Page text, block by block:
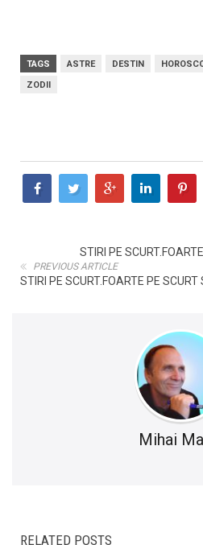
TAGS ASTRE DESTIN
ZODII
STIRI PE
PREVIOUS ARTICLE
STIRI PE SCURT.FOARTE PE SCURT
Mihai
RELATED POSTS